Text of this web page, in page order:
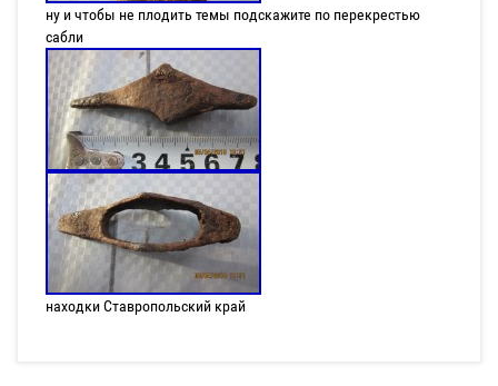
ну и чтобы не плодить темы подскажите по перекрестью
сабли
находки Ставропольский край